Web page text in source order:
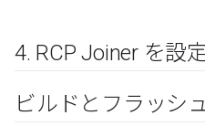
4. RCP Joiner を設
ビルドとフラッシ